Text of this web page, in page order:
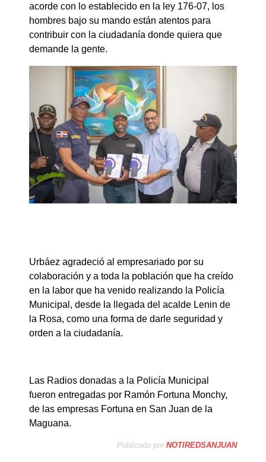
acorde con lo establecido en la ley 176-07, los
hombres bajo su mando están atentos para
contribuir con la ciudadanía donde quiera que
demande la gente.
Urbáez agradeció al empresariado por su
colaboración y a toda la población que ha creído
en la labor que ha venido realizando la Policía
Municipal, desde la llegada del acalde Lenin de
la Rosa, como una forma de darle seguridad y
orden a la ciudadanía.
Las Radios donadas a la Policía Municipal
fueron entregadas por Ramón Fortuna Monchy,
de las empresas Fortuna en San Juan de la
Maguana.
Publicado por NOTIREDSANJUAN